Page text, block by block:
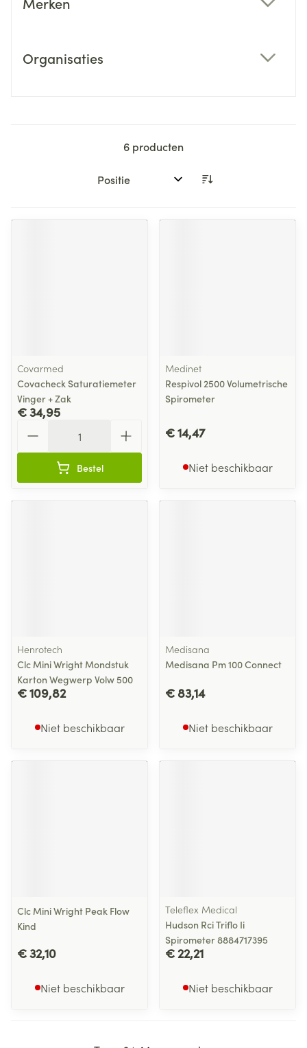
Organisaties
6 producten
Sorteer op:
Covarmed
Covacheck Saturatiemeter
Vinger + Zak
€ 34,95
Bestel
Medinet
Respivol 2500 Volumetrische
Spirometer
€ 14,47
Niet beschikbaar
Henrotech
Clc Mini Wright Mondstuk
Karton Wegwerp Volw 500
€ 109,82
Niet beschikbaar
Medisana
Medisana Pm 100 Connect
€ 83,14
Niet beschikbaar
Clc Mini Wright Peak Flow
Kind
€ 32,10
Niet beschikbaar
Teleflex Medical
Hudson Rci Triflo Ii
Spirometer 8884717395
€ 22,21
Niet beschikbaar